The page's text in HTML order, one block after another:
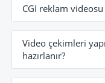
CGI reklam
Video çekimleri
hazırlanır?